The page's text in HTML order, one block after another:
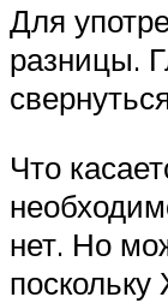
Для
разницы.
Что
нет. Но